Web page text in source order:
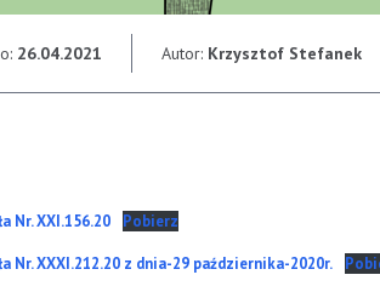
26.04.2021 Autor: Krzysztof Stefanek
Nr. XXI.156.20 Pobierz
Nr. XXXI.212.20 z dnia-29 października-2020r.